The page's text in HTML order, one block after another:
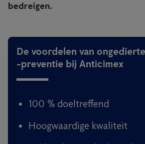
bedreigen.
De voordelen van
-preventie bij Anticimex
100 % doeltreffend
Hoogwaardige kwaliteit